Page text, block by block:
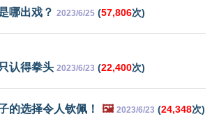
哪出戏？ 2023/6/25 (57,806次)
认得拳头 2023/6/23 (22,400次)
的选择令人钦佩！ 🖼️ 2023/6/23 (24,348次)